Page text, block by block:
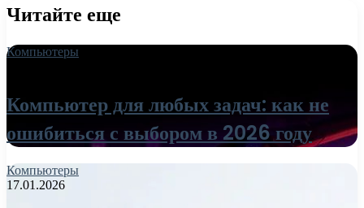
Читайте еще
Компьютеры
Компьютер для любых задач: как не
ошибиться с выбором в 2026 году
Компьютеры
17.01.2026